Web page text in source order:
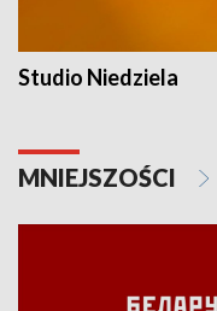
Studio Niedziela
MNIEJSZOŚCI